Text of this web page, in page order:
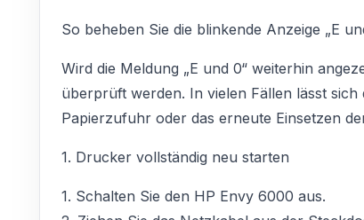
So beheben Sie die blinkende Anzeige „E
Wird die Meldung „E und 0“ weiterhin
überprüft werden. In vielen Fällen lässt
Papierzufuhr oder das erneute Einsetzen
1. Drucker vollständig neu starten
1. Schalten Sie den HP Envy 6000 aus.